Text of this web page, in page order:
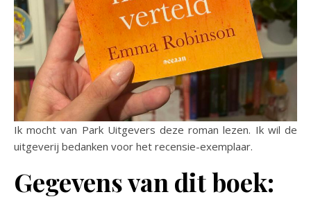
Ik mocht van Park Uitgevers deze roman lezen. Ik wil de
uitgeverij bedanken voor het recensie-exemplaar.
Gegevens van dit boek: